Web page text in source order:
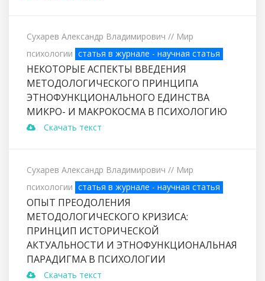
Сухарев Александр Владимирович // Мир
психологии статья в журнале - научная статья
НЕКОТОРЫЕ АСПЕКТЫ ВВЕДЕНИЯ
МЕТОДОЛОГИЧЕСКОГО ПРИНЦИПА
ЭТНОФУНКЦИОНАЛЬНОГО ЕДИНСТВА
МИКРО- И МАКРОКОСМА В ПСИХОЛОГИЮ
Скачать текст
Сухарев Александр Владимирович // Мир
психологии статья в журнале - научная статья
ОПЫТ ПРЕОДОЛЕНИЯ
МЕТОДОЛОГИЧЕСКОГО КРИЗИСА:
ПРИНЦИП ИСТОРИЧЕСКОЙ
АКТУАЛЬНОСТИ И ЭТНОФУНКЦИОНАЛЬНАЯ
ПАРАДИГМА В ПСИХОЛОГИИ
Скачать текст